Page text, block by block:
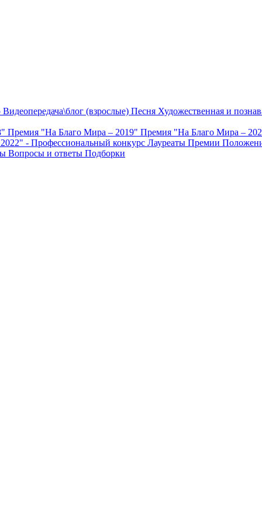
Видеопередача\блог (взрослые) Песня Художественная и
Премия "На Благо Мира – 2019" Премия "На Благо Мира –
- Профессиональный конкурс Лауреаты Премии
Вопросы и ответы Подборки